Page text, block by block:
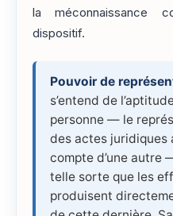
la méconnaissance
dispositif.
Pouvoir de
s’entend de
personne — le
des actes juridiques
compte d’une
telle sorte que les
produisent